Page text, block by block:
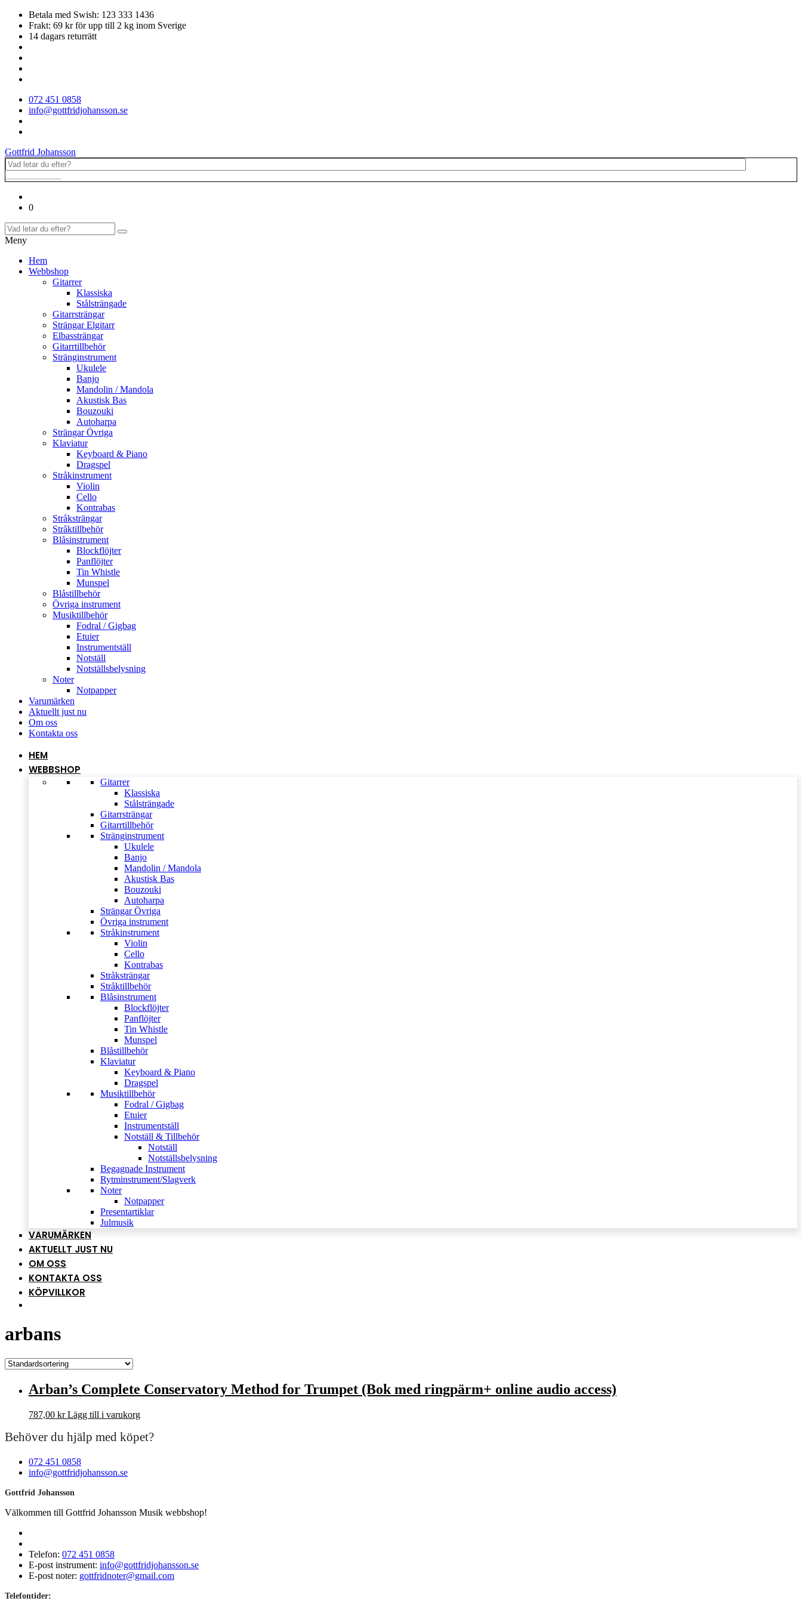
Betala med Swish: 123 333 1436
Frakt: 69 kr för upp till 2 kg inom Sverige
14 dagars returrätt
072 451 0858
info@gottfridjohansson.se
Gottfrid Johansson
0
Meny
Hem
Webbshop
Gitarrer
Klassiska
Stålsträngade
Gitarrsträngar
Strängar Elgitarr
Elbassträngar
Gitarrtillbehör
Stränginstrument
Ukulele
Banjo
Mandolin / Mandola
Akustisk Bas
Bouzouki
Autoharpa
Strängar Övriga
Klaviatur
Keyboard & Piano
Dragspel
Stråkinstrument
Violin
Cello
Kontrabas
Stråksträngar
Stråktillbehör
Blåsinstrument
Blockflöjter
Panflöjter
Tin Whistle
Munspel
Blåstillbehör
Övriga instrument
Musiktillbehör
Fodral / Gigbag
Etuier
Instrumentställ
Notställ
Notställsbelysning
Noter
Notpapper
Varumärken
Aktuellt just nu
Om oss
Kontakta oss
HEM
WEBBSHOP
Gitarrer
Klassiska
Stålsträngade
Gitarrsträngar
Gitarrtillbehör
Stränginstrument
Ukulele
Banjo
Mandolin / Mandola
Akustisk Bas
Bouzouki
Autoharpa
Strängar Övriga
Övriga instrument
Stråkinstrument
Violin
Cello
Kontrabas
Stråksträngar
Stråktillbehör
Blåsinstrument
Blockflöjter
Panflöjter
Tin Whistle
Munspel
Blåstillbehör
Klaviatur
Keyboard & Piano
Dragspel
Musiktillbehör
Fodral / Gigbag
Etuier
Instrumentställ
Notställ & Tillbehör
Notställ
Notställsbelysning
Begagnade Instrument
Rytminstrument/Slagverk
Noter
Notpapper
Presentartiklar
Julmusik
VARUMÄRKEN
AKTUELLT JUST NU
OM OSS
KONTAKTA OSS
KÖPVILLKOR
arbans
Arban’s Complete Conservatory Method for Trumpet (Bok med ringpärm+ online audio access)
787,00 kr Lägg till i varukorg
Behöver du hjälp med köpet?
072 451 0858
info@gottfridjohansson.se
Gottfrid Johansson
Välkommen till Gottfrid Johansson Musik webbshop!
Telefon: 072 451 0858
E-post instrument: info@gottfridjohansson.se
E-post noter: gottfridnoter@gmail.com
Telefontider: